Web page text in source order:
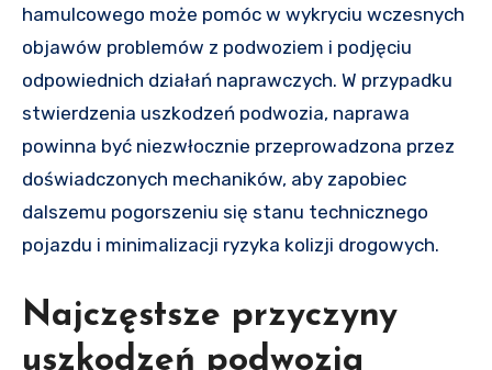
hamulcowego może pomóc w wykryciu wczesnych
objawów problemów z podwoziem i podjęciu
odpowiednich działań naprawczych. W przypadku
stwierdzenia uszkodzeń podwozia, naprawa
powinna być niezwłocznie przeprowadzona przez
doświadczonych mechaników, aby zapobiec
dalszemu pogorszeniu się stanu technicznego
pojazdu i minimalizacji ryzyka kolizji drogowych.
Najczęstsze przyczyny
uszkodzeń podwozia